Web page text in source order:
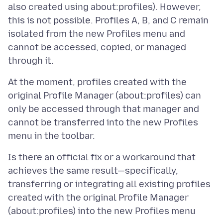
also created using about:profiles). However,
this is not possible. Profiles A, B, and C remain
isolated from the new Profiles menu and
cannot be accessed, copied, or managed
At the moment, profiles created with the
original Profile Manager (about:profiles) can
only be accessed through that manager and
cannot be transferred into the new Profiles
Is there an official fix or a workaround that
achieves the same result—specifically,
transferring or integrating all existing profiles
created with the original Profile Manager
(about:profiles) into the new Profiles menu